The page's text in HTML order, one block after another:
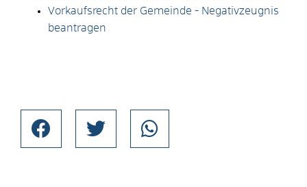
Vorkaufsrecht der Gemeinde - Negativzeugnis
beantragen